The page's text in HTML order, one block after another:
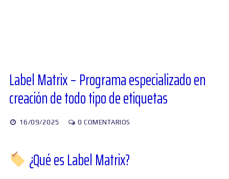
Foros
Label Matrix – Programa especializado en
creación de todo tipo de etiquetas
16/09/2025 0 COMENTARIOS
¿Qué es Label Matrix?